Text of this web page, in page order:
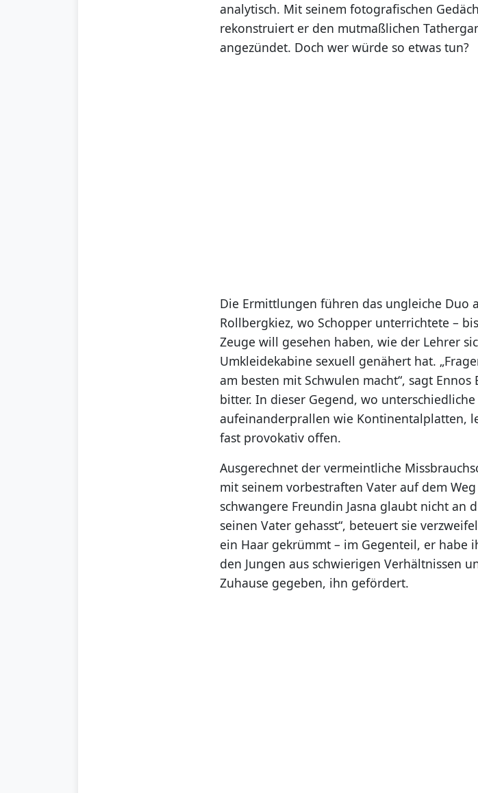
analytisch. Mit seinem fotografischen
rekonstruiert er den mutmaßlichen
angezündet. Doch wer würde so etwas tun?
Die Ermittlungen führen das ungleiche Duo
Rollbergkiez, wo Schopper unterrichtete –
Zeuge will gesehen haben, wie der Lehrer
Umkleidekabine sexuell genähert hat.
am besten mit Schwulen macht“, sagt
bitter. In dieser Gegend, wo
aufeinanderprallen wie Kontinentalplatten,
fast provokativ offen.
Ausgerechnet der vermeintliche
mit seinem vorbestraften Vater auf dem
schwangere Freundin Jasna glaubt nicht an
seinen Vater gehasst“, beteuert sie
ein Haar gekrümmt – im Gegenteil, er habe
den Jungen aus schwierigen Verhältnissen
Zuhause gegeben, ihn gefördert.